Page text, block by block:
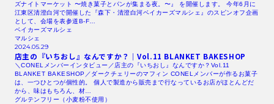
ズナイトマーケット 〜焼き菓子とパンが集まる夜。〜』 を開催します。 今年6月に
江東区清澄白河で開催した『森下・清澄白河ベイカーズマルシェ』のスピンオフ企画
として、会場を表参道B-F…
ベイカーズマルシェ
マルシェ
2024.05.29
店主の『いちおし』なんですか？｜Vol.11 BLANKET BAKESHOP
＼CONELメンバーインタビュー／店主の『いちおし』なんですか？Vol.11
BLANKET BAKESHOP／ダークチェリーのマフィン CONELメンバーが作るお菓子
は、一つひとつが個性的。 個人で製造から販売まで行なっているお店がほとんどだ
から、味はもちろん、材…
グルテンフリー（小麦粉不使用）